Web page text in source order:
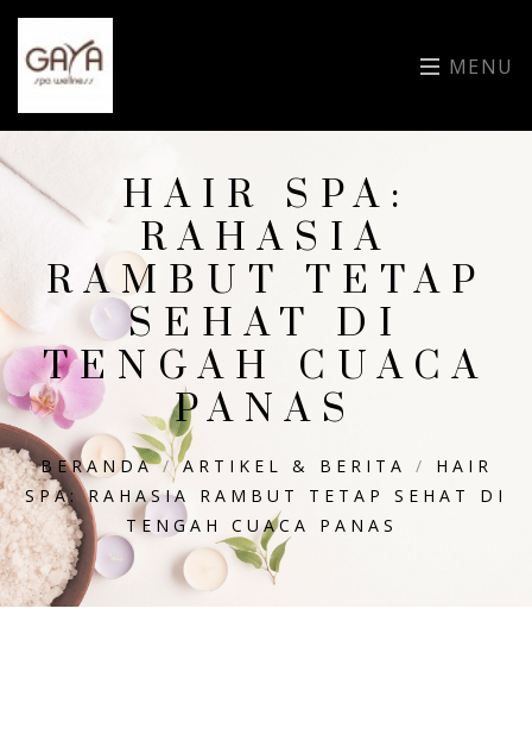
MENU
HAIR SPA:
RAHASIA
RAMBUT TETAP
SEHAT DI
TENGAH CUACA
PANAS
BERANDA /ARTIKEL & BERITA / HAIR
SPA: RAHASIA RAMBUT TETAP SEHAT DI
TENGAH CUACA PANAS